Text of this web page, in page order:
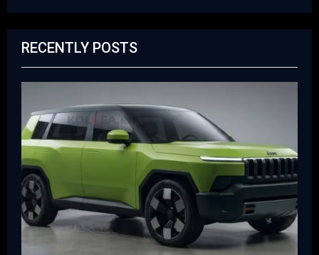
RECENTLY POSTS